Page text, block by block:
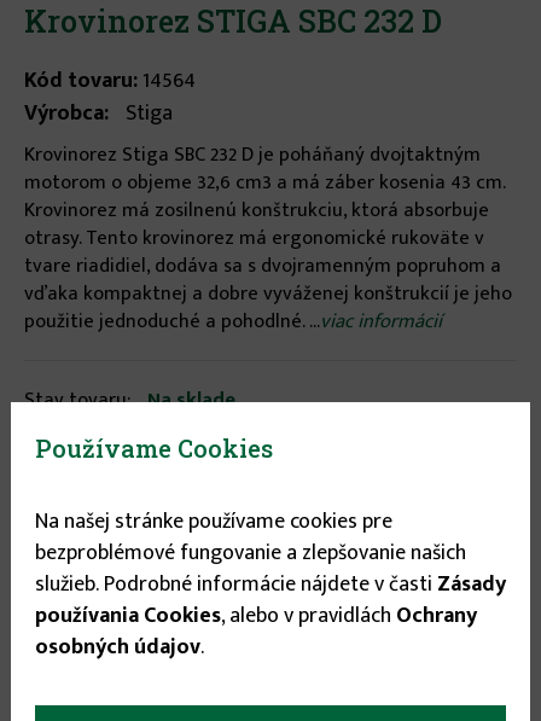
Krovinorez STIGA SBC 232 D
Kód tovaru:14564
Výrobca: Stiga
Krovinorez Stiga SBC 232 D je poháňaný dvojtaktným
motorom o objeme 32,6 cm3 a má záber kosenia 43 cm.
Krovinorez má zosilnenú konštrukciu, ktorá absorbuje
otrasy. Tento krovinorez má ergonomické rukoväte v
tvare riadidiel, dodáva sa s dvojramenným popruhom a
vďaka kompaktnej a dobre vyváženej konštrukcií je jeho
použitie jednoduché a pohodlné. ...viac informácií
Stav tovaru: Na sklade
179.00 €


Používame Cookies
Na našej stránke používame cookies pre
bezproblémové fungovanie a zlepšovanie našich
služieb. Podrobné informácie nájdete v časti Zásady
používania Cookies, alebo v pravidlách Ochrany
osobných údajov.